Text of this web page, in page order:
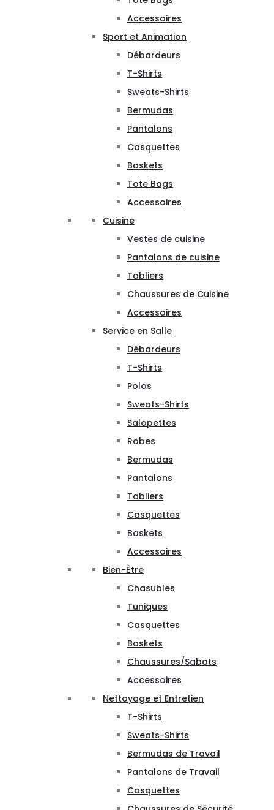
Accessoires
Sport et Animation
Débardeurs
T-Shirts
Sweats-Shirts
Bermudas
Pantalons
Casquettes
Baskets
Tote Bags
Accessoires
Cuisine
Vestes de cuisine
Pantalons de cuisine
Tabliers
Chaussures de Cuisine
Accessoires
Service en Salle
Débardeurs
T-Shirts
Polos
Sweats-Shirts
Salopettes
Robes
Bermudas
Pantalons
Tabliers
Casquettes
Baskets
Accessoires
Bien-Être
Chasubles
Tuniques
Casquettes
Baskets
Chaussures/Sabots
Accessoires
Nettoyage et Entretien
T-Shirts
Sweats-Shirts
Bermudas de Travail
Pantalons de Travail
Casquettes